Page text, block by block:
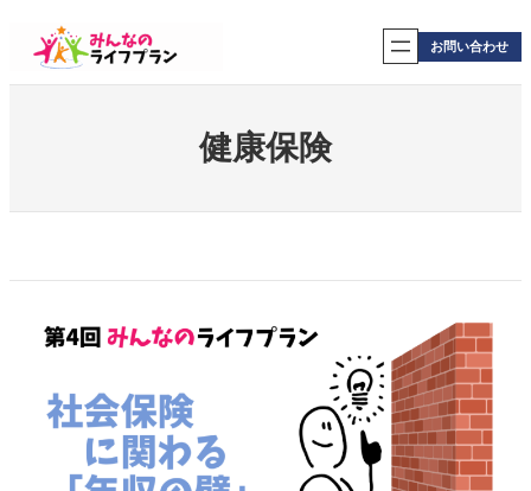
ス
お問い合わせ
健康保険